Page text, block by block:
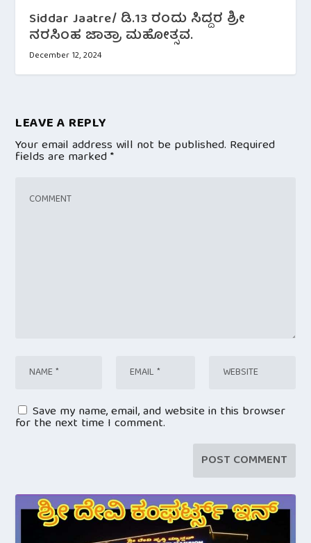
Siddar Jaatre/ ಡಿ.13 ರಂದು ಸಿದ್ದರ ಶ್ರೀ
ನರಸಿಂಹ ಜಾತ್ರಾ ಮಹೋತ್ಸವ.
December 12, 2024
LEAVE A REPLY
Your email address will not be published. Required
fields are marked*
Save my name, email, and website in this browser
for the next time I comment.